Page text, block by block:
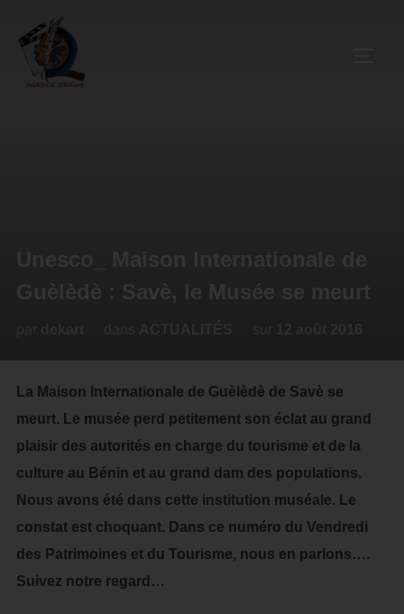
La Maison Internationale de Guèlèdè de Savè se
meurt. Le musée perd petitement son éclat au grand
plaisir des autorités en charge du tourisme et de la
culture au Bénin et au grand dam des populations.
Nous avons été dans cette institution muséale. Le
constat est choquant. Dans ce numéro du Vendredi
des Patrimoines et du Tourisme, nous en parlons….
Suivez notre regard…